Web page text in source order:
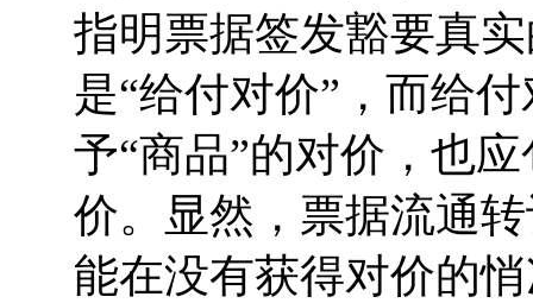
指明票据签发豁要真
是“给付对价”，而给
予“商品”的对价，也
价。显然，票据流通
能在没有获得对价的